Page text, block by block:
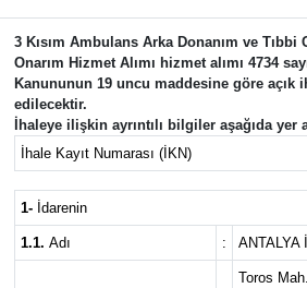
3 Kısım Ambulans Arka Donanım ve Tıbbi
Onarım Hizmet Alımı hizmet alımı 4734
Kanununun 19 uncu maddesine göre açık
edilecektir.
İhaleye ilişkin ayrıntılı bilgiler aşağıda yer
İhale Kayıt Numarası (İKN)
1- İdarenin
1.1. Adı : ANTALYA
Toros
Gündem
İlçeler
Kültür- Sanat
Magazin
Özel Haber
Tüm Manşetler
Son Dakika Haberleri
Haber Arşivi